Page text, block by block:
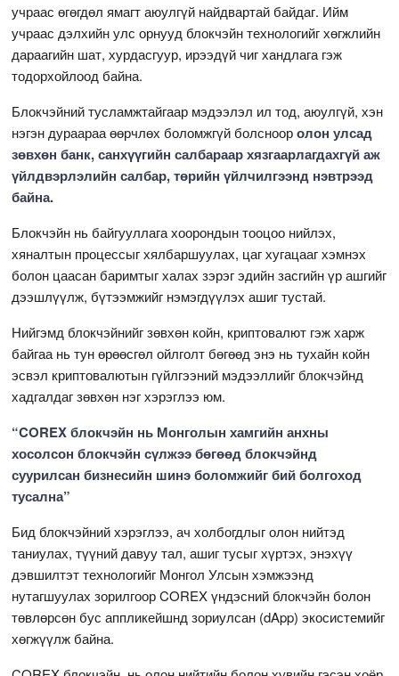
учраас өгөгдөл ямагт аюулгүй найдвартай байдаг. Ийм
учраас дэлхийн улс орнууд блокчэйн технологийг хөгжлийн
дараагийн шат, хурдасгуур, ирээдүй чиг хандлага гэж
тодорхойлоод байна.
Блокчэйний тусламжтайгаар мэдээлэл ил тод, аюулгүй, хэн
нэгэн дураараа өөрчлөх боломжгүй болснооролон улсад
зөвхөн банк,санхүүгийн салбараар хязгаарлагдахгүй аж
үйлдвэрлэлийн салбар, төрийн үйлчилгээнд нэвтрээд
байна.
Блокчэйн нь байгууллага хоорондын тооцоо нийлэх,
хяналтын процессыг хялбаршуулах, цаг хугацааг хэмнэх
болон цаасан баримтыг халах зэрэг эдийн засгийн үр ашгийг
дээшлүүлж, бүтээмжийг нэмэгдүүлэх ашиг тустай.
Нийгэмд блокчэйнийг зөвхөн койн, криптовалют гэж харж
байгаа нь тун өрөөсгөл ойлголт бөгөөд энэ нь тухайн койн
эсвэл криптовалютын гүйлгээний мэдээллийг блокчэйнд
хадгалдаг зөвхөн нэг хэрэглээ юм.
“COREX блокчэйн нь Монголын хамгийн анхны
хосолсон блокчэйн сүлжээ бөгөөд блокчэйнд
суурилсан бизнесийн шинэ боломжийг бий болгоход
тусална”
Бид блокчэйний хэрэглээ, ач холбогдлыг олон нийтэд
таниулах, түүний давуу тал, ашиг тусыг хүртэх, энэхүү
дэвшилтэт технологийг Монгол Улсын хэмжээнд
нутагшуулах зорилгоор COREX үндэсний блокчэйн болон
төвлөрсөн бус аппликейшнд зориулсан (dApp) экосистемийг
хөгжүүлж байна.